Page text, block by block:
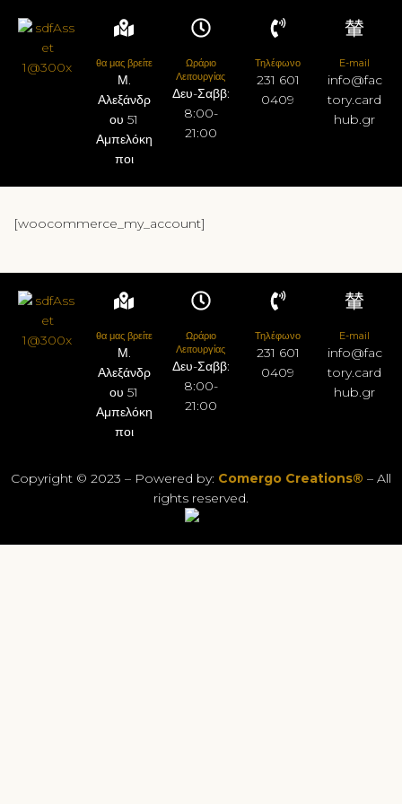
θα μας βρείτε
Μ.
Αλεξάνδρ
ου 51
Αμπελόκη
ποι
Ωράριο
Λειτουργίας
Δευ-Σαββ:
8:00-
21:00
Τηλέφωνο
231 601
0409
E-mail
info@fac
tory.card
hub.gr
[woocommerce_my_account]
θα μας βρείτε
Μ.
Αλεξάνδρ
ου 51
Αμπελόκη
ποι
Ωράριο
Λειτουργίας
Δευ-Σαββ:
8:00-
21:00
Τηλέφωνο
231 601
0409
E-mail
info@fac
tory.card
hub.gr
Copyright © 2023 – Powered by: Comergo Creations® – All
rights reserved.